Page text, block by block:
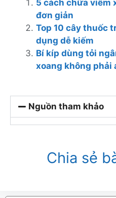
5 cách chữa viêm
đơn giản
Top 10 cây thuốc
dụng dễ kiếm
Bí kíp dùng tỏi
xoang không phải
Nguồn tham khảo
Chia sẻ